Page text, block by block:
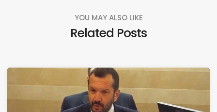
YOU MAY ALSO LIKE
Related Posts